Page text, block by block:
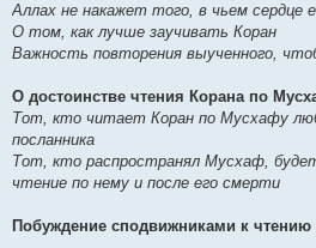
Аллах не накажет того, в чьем сердце
О том, как лучше заучивать Коран
Важность повторения выученного,
О достоинстве чтения Корана по
Тот, кто читает Коран по Мусхафу
посланника
Тот, кто распространял Мусхаф,
чтение по нему и после его смерти
Побуждение сподвижниками к чтению